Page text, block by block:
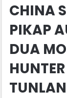
CHINA
PIKAP
DUA